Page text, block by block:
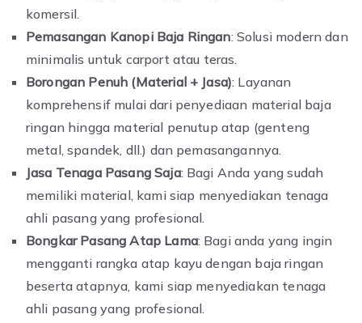
komersil.
Pemasangan Kanopi Baja Ringan: Solusi modern dan
minimalis untuk carport atau teras.
Borongan Penuh (Material + Jasa): Layanan
komprehensif mulai dari penyediaan material baja
ringan hingga material penutup atap (genteng
metal, spandek, dll.) dan pemasangannya.
Jasa Tenaga Pasang Saja: Bagi Anda yang sudah
memiliki material, kami siap menyediakan tenaga
ahli pasang yang profesional.
Bongkar Pasang Atap Lama: Bagi anda yang ingin
mengganti rangka atap kayu dengan baja ringan
beserta atapnya, kami siap menyediakan tenaga
ahli pasang yang profesional.